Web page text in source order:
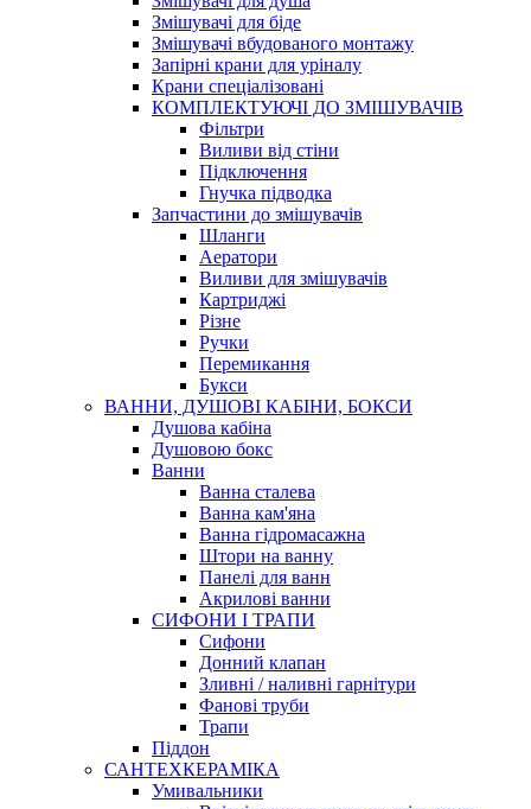
Змішувачі для біде
Змішувачі вбудованого монтажу
Запірні крани для уріналу
Крани спеціалізовані
КОМПЛЕКТУЮЧІ ДО ЗМІШУВАЧІВ
Фільтри
Виливи від стіни
Підключення
Гнучка підводка
Запчастини до змішувачів
Шланги
Аератори
Виливи для змішувачів
Картриджі
Різне
Ручки
Перемикання
Букси
ВАННИ, ДУШОВІ КАБІНИ, БОКСИ
Душова кабіна
Душовою бокс
Ванни
Ванна сталева
Ванна кам'яна
Ванна гідромасажна
Штори на ванну
Панелі для ванн
Акрилові ванни
СИФОНИ І ТРАПИ
Сифони
Донний клапан
Зливні / наливні гарнітури
Фанові труби
Трапи
Піддон
САНТЕХКЕРАМІКА
Умивальники